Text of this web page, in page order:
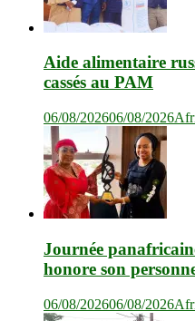
Aide alimentaire
cassés au PAM
06/08/202606/08/2026
Journée
honore son
06/08/202606/08/2026